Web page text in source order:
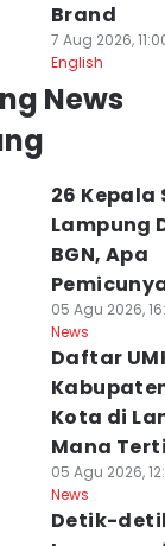
Brand
7 Aug 2026,
English
News
26 Kepala
Lampung
BGN, Apa
05 Agu 2026,
News
Daftar
Kota di
Mana
05 Agu 2026,
News
Detik-